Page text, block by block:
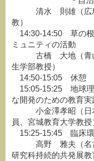
清水 則雄（広島
教）
14:30-14:50 草の根
ミュニティの活動
古橋 大地（青山
生学部教授）
14:50-15:05 休憩
15:05-15:25 地球理
な開発のための教育実
小金澤孝昭（日本
員、宮城教育大学教授
15:25-15:45 臨床環
高野 雅夫（名古
研究科持続的共発展教